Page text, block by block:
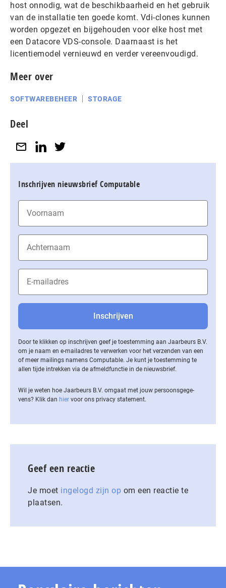
host onnodig, wat de beschikbaarheid en het gebruik
van de installatie ten goede komt. Vdi-clones kunnen
worden opgezet en bijgehouden voor elke host met
een Datacore VDS-console. Daarnaast is het
licentiemodel vernieuwd en verder vereenvoudigd.
Meer over
SOFTWAREBEHEER STORAGE
Deel
Inschrijven nieuwsbrief Computable
Door te klikken op inschrijven geef je toestemming aan Jaarbeurs B.V.
om je naam en e-mailadres te verwerken voor het verzenden van een
of meer mailings namens Computable. Je kunt je toestemming te
allen tijde intrekken via de af­meld­func­tie in de nieuwsbrief.
Wil je weten hoe Jaarbeurs B.V. omgaat met jouw per­soons­ge­ge­
vens? Klik dan hier voor ons privacy statement.
Geef een reactie
Je moet ingelogd zijn op om een reactie te
plaatsen.